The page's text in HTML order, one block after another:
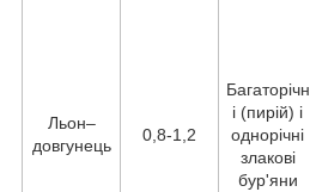
Льон–
довгунець
0,8-1,2
Багаторічн
і (пирій) і
однорічні
злакові
бур'яни